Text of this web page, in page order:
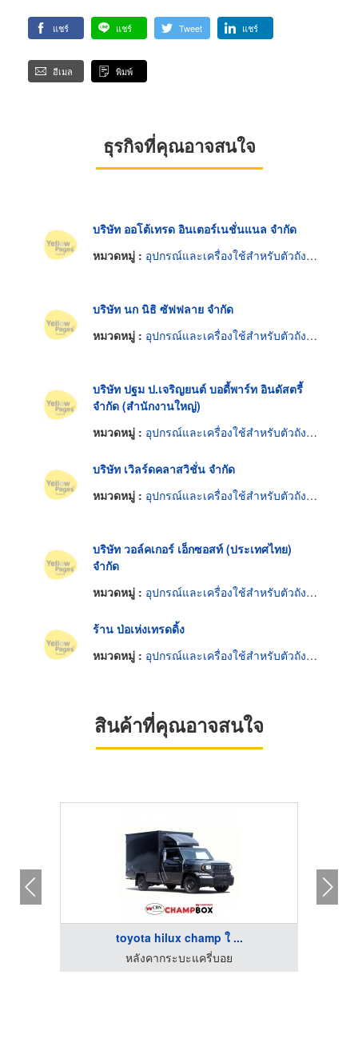
แชร์ แชร์ Tweet แชร์
อีเมล พิมพ์
ธุรกิจที่คุณอาจสนใจ
บริษัท ออโต้เทรด อินเตอร์เนชั่นแนล จำกัด
หมวดหมู่ : อุปกรณ์และเครื่องใช้สำหรับตัวถังรถยนต์
บริษัท นก นิธิ ซัฟฟลาย จำกัด
หมวดหมู่ : อุปกรณ์และเครื่องใช้สำหรับตัวถังรถยนต์
บริษัท ปฐม ป.เจริญยนต์ บอดี้พาร์ท อินดัสตรี้
จำกัด (สำนักงานใหญ่)
หมวดหมู่ : อุปกรณ์และเครื่องใช้สำหรับตัวถังรถยนต์
บริษัท เวิลร์ดคลาสวิชั่น จำกัด
หมวดหมู่ : อุปกรณ์และเครื่องใช้สำหรับตัวถังรถยนต์
บริษัท วอล์คเกอร์ เอ็กซอสท์ (ประเทศไทย)
จำกัด
หมวดหมู่ : อุปกรณ์และเครื่องใช้สำหรับตัวถังรถยนต์
ร้าน ป่อเห่งเทรดดิ้ง
หมวดหมู่ : อุปกรณ์และเครื่องใช้สำหรับตัวถังรถยนต์
สินค้าที่คุณอาจสนใจ
toyota hilux champ ใ ...
หลังคากระบะแครี่บอย